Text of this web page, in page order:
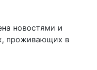
новостями и
проживающих в